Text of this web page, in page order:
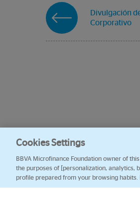
Divulgación
Corporativo
Cookies Settings
BBVA Microfinance Foundation owner of
the purposes of [personalization, analytics,
profile prepared from your browsing